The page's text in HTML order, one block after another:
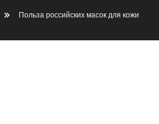
Польза российских масок для кожи